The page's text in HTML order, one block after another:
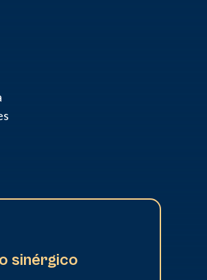
sinérgico